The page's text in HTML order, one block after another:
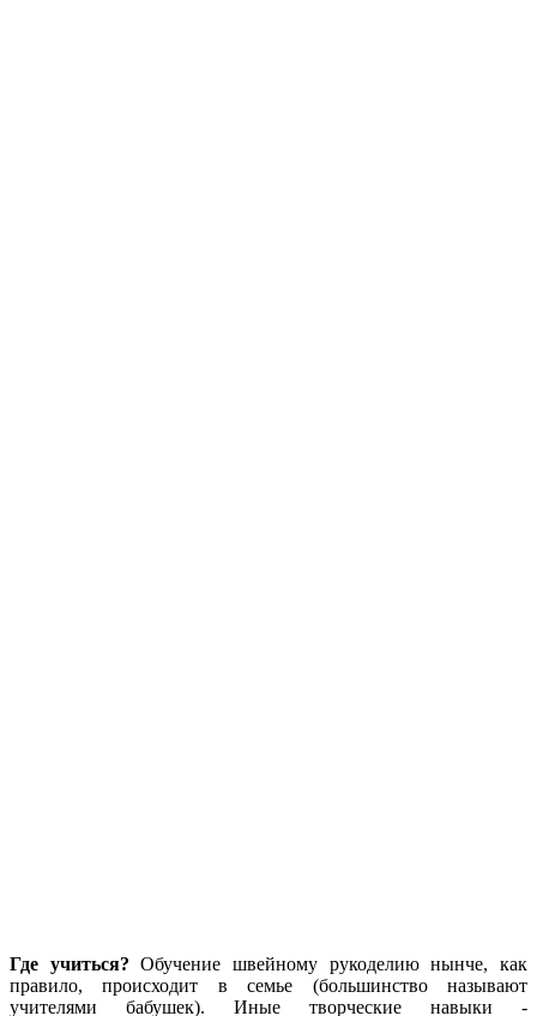
Где учиться? Обучение швейному рукоделию нынче, как
правило, происходит в семье (большинство называют
учителями бабушек). Иные творческие навыки -